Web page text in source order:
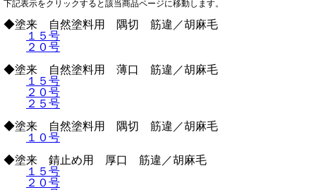
下記表示をクリックすると該当商品ページに移動します。
◆塗来 自然塗料用 隅切 筋違／胡麻毛
１５号
２０号
◆塗来 自然塗料用 薄口 筋違／胡麻毛
１５号
２０号
２５号
◆塗来 自然塗料用 隅切 筋違／胡麻毛
１０号
◆塗来 錆止め用 厚口 筋違／胡麻毛
１５号
２０号